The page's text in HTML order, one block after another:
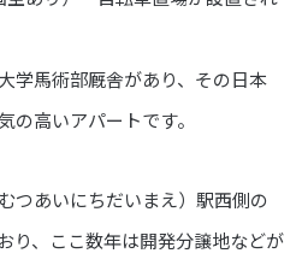
学馬術部厩舎があり、その日本
の高いアパートです。
つあいにちだいまえ）駅西側の
り、ここ数年は開発分譲地などが